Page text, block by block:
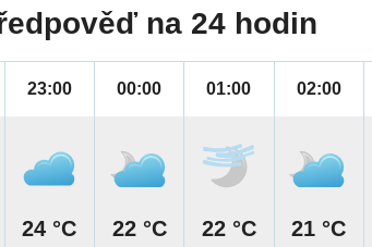
na 24 hodin
23:00
24 °C
00:00
22 °C
01:00
22 °C
02:00
21 °C